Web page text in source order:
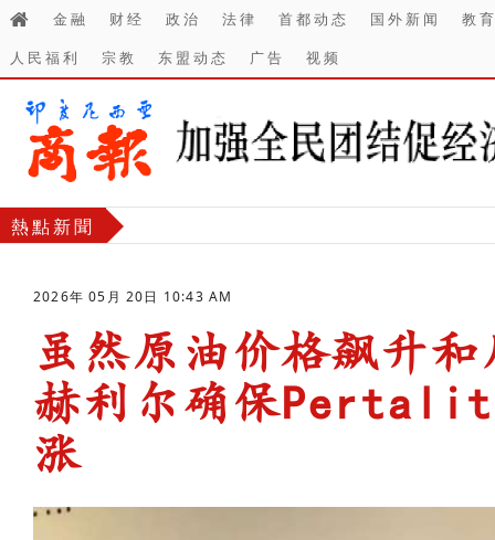
金融 财经 政治 法律 首都动态 国外新闻
教
人民福利
宗教 东盟动态 广告 视频
熱點新聞
2026年 05月 20日 10:43 AM
虽然原油价格飙升
赫利尔确保
涨